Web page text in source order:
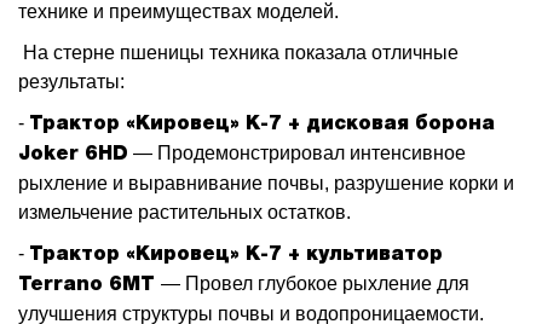
Сервис в Новокузнецке
Шины
Масло
Аренда
О компании
Контакты
технике и преимуществах моделей.
На стерне пшеницы техника показала отличные
результаты:
-
Трактор «Кировец» К-7 + дисковая борона
Joker 6HD — Продемонстрировал интенсивное
рыхление и выравнивание почвы, разрушение корки и
измельчение растительных остатков.
-
Трактор «Кировец» К-7 + культиватор
Terrano 6MT — Провел глубокое рыхление для
улучшения структуры почвы и водопроницаемости.